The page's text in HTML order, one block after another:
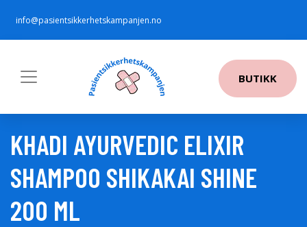
info@pasientsikkerhetskampanjen.no
BUTIKK
KHADI AYURVEDIC ELIXIR
SHAMPOO SHIKAKAI SHINE
200 ML